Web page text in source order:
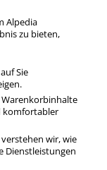
A4 >
A4
Alpedia
zu bieten,
Sie
komfortabler
wir, wie
Dienstleistungen